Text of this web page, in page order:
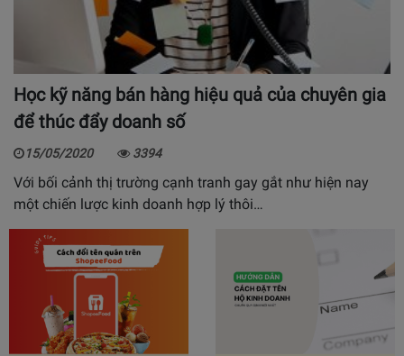
Học kỹ năng bán hàng hiệu quả của chuyên gia
để thúc đẩy doanh số
15/05/2020 3394
Với bối cảnh thị trường cạnh tranh gay gắt như hiện nay
một chiến lược kinh doanh hợp lý thôi…